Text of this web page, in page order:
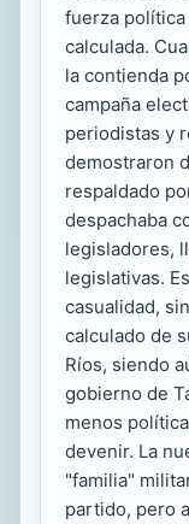
fuerza
calculada.
la contienda
campaña
periodistas y
demostraron
respaldado
despachaba
legisladores,
legislativas.
casualidad,
calculado de
Ríos, siendo
gobierno de
menos
devenir. La
"familia"
partido, pero